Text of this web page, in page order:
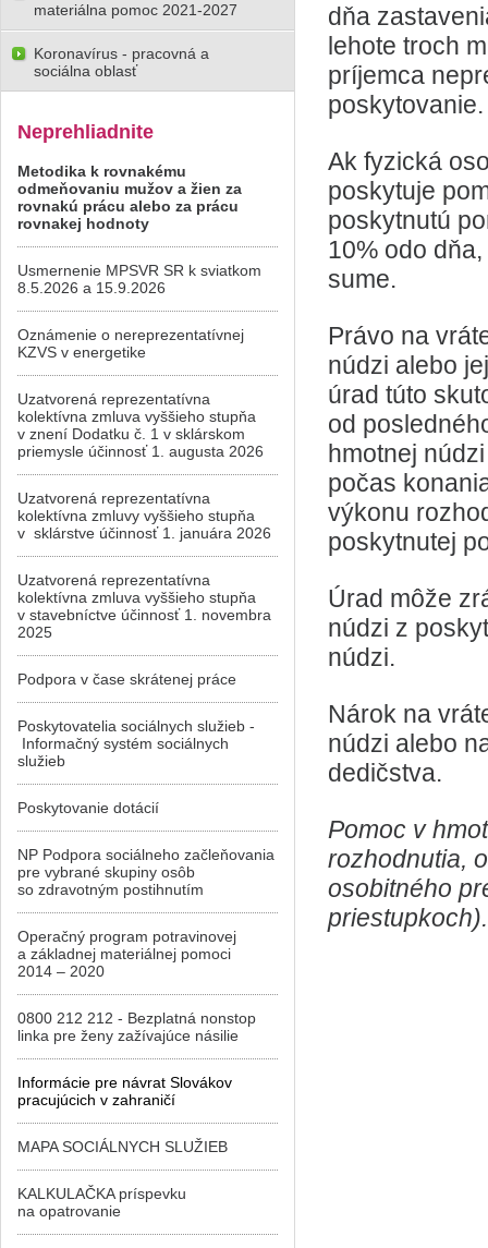
dňa
lehote troch
príjemca
poskytovanie.
Ak fyzická
poskytuje
poskytnutú
10% odo
sume.
Právo na
núdzi alebo
úrad túto
od
hmotnej
počas
výkonu
poskytnutej
Úrad môže
núdzi z
núdzi.
Nárok na
núdzi alebo
dedičstva.
Pomoc v
rozhodnutia,
osobitného
priestupkoch).
materiálna pomoc 2021-2027
Koronavírus - pracovná a
sociálna oblasť
Neprehliadnite
Metodika k rovnakému
odmeňovaniu mužov a žien za
rovnakú prácu alebo za prácu
rovnakej hodnoty
Usmernenie MPSVR SR k sviatkom
8.5.2026 a 15.9.2026
Oznámenie o nereprezentatívnej
KZVS v energetike
Uzatvorená reprezentatívna
kolektívna zmluva vyššieho stupňa
v znení Dodatku č. 1 v sklárskom
priemysle účinnosť 1. augusta 2026
Uzatvorená reprezentatívna
kolektívna zmluvy vyššieho stupňa
v sklárstve účinnosť 1. januára 2026
Uzatvorená reprezentatívna
kolektívna zmluva vyššieho stupňa
v stavebníctve účinnosť 1. novembra
2025
Podpora v čase skrátenej práce
Poskytovatelia sociálnych služieb -
Informačný systém sociálnych
služieb
Poskytovanie dotácií
NP Podpora sociálneho začleňovania
pre vybrané skupiny osôb
so zdravotným postihnutím
Operačný program potravinovej
a základnej materiálnej pomoci
2014 – 2020
0800 212 212 - Bezplatná nonstop
linka pre ženy zažívajúce násilie
Informácie pre návrat Slovákov
pracujúcich v zahraničí
MAPA SOCIÁLNYCH SLUŽIEB
KALKULAČKA príspevku
na opatrovanie